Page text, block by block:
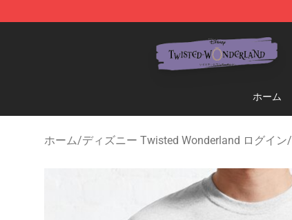
ホーム
ホーム/ディズニー Twisted Wonderland ログイン/